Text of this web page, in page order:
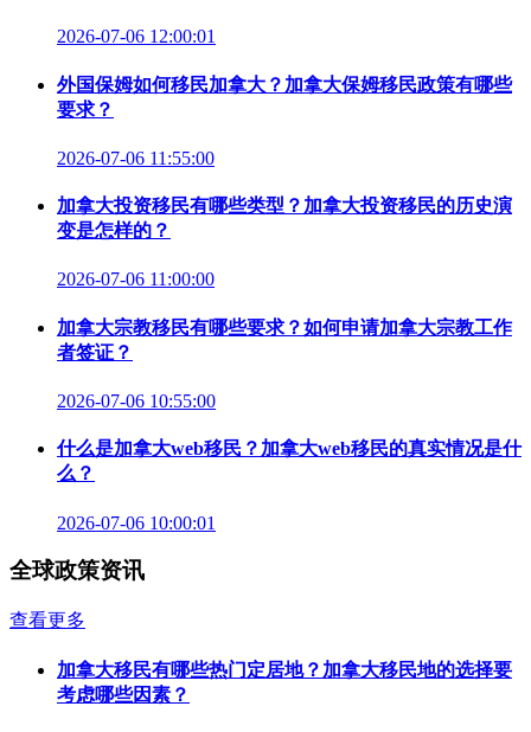
2026-07-06 12:00:01
外国保姆如何移民加拿大？加拿大保姆移民政策有哪些
要求？
2026-07-06 11:55:00
加拿大投资移民有哪些类型？加拿大投资移民的历史演
变是怎样的？
2026-07-06 11:00:00
加拿大宗教移民有哪些要求？如何申请加拿大宗教工作
者签证？
2026-07-06 10:55:00
什么是加拿大web移民？加拿大web移民的真实情况是什
么？
2026-07-06 10:00:01
全球政策资讯
查看更多
加拿大移民有哪些热门定居地？加拿大移民地的选择要
考虑哪些因素？